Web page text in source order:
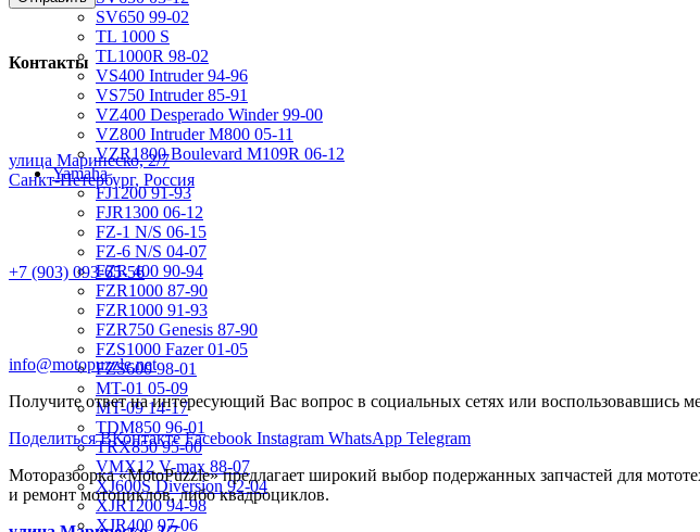
SV650 99-02
TL 1000 S
TL1000R 98-02
VS400 Intruder 94-96
VS750 Intruder 85-91
VZ400 Desperado Winder 99-00
VZ800 Intruder M800 05-11
VZR1800 Boulevard M109R 06-12
Yamaha
FJ1200 91-93
FJR1300 06-12
FZ-1 N/S 06-15
FZ-6 N/S 04-07
FZR 400 90-94
FZR1000 87-90
FZR1000 91-93
FZR750 Genesis 87-90
FZS1000 Fazer 01-05
FZS600 98-01
MT-01 05-09
MT-09 14-17
TDM850 96-01
TRX850 95-00
VMX12 V-max 88-07
XJ600S Diversion 92-04
XJR1200 94-98
XJR400 97-06
Контакты
улица Маринеско, 2/7
Санкт-Петербург, Россия
+7 (903) 093-65-56
info@motopuzzle.net
Получите ответ на интересующий Вас вопрос в социальных сетях или воспользовавшись
Поделиться ВКонтакте Facebook Instagram WhatsApp Telegram
Моторазборка «MotoPuzzle» предлагает широкий выбор подержанных запчастей для
и ремонт мотоциклов, либо квадроциклов.